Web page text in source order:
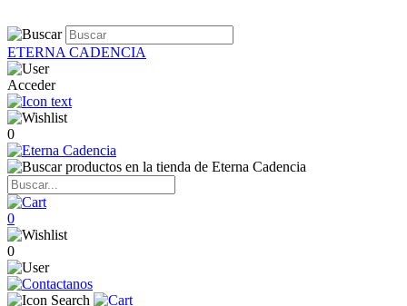
ETERNA CADENCIA
Acceder
0
0
0